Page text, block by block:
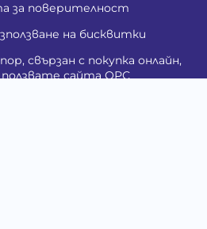
за поверителност
на бисквитки
свързан с покупка онлайн,
сайта ОРС